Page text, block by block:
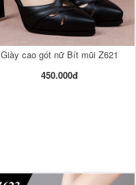
Giày cao gót nữ Bít mũi Z621
450.000đ